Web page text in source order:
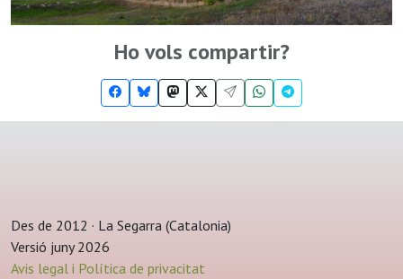
Ho vols compartir?
Des de 2012 · La Segarra (Catalonia)
Versió juny 2026
Avis legal i Política de privacitat